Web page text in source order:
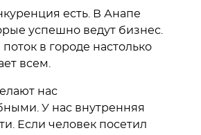
есть. В Анапе
успешно ведут бизнес.
в городе настолько
всем.
нас
У нас внутренняя
Если человек посетил